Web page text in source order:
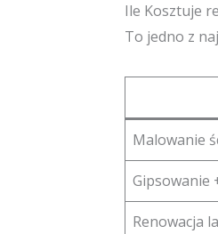
Ile Kosztuje
To jedno z
Malowanie
Gipsowanie
Renowacja